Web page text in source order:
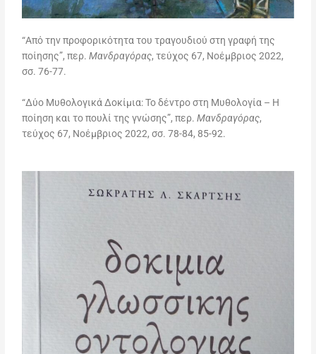
“Από την προφορικότητα του τραγουδιού στη γραφή της
ποίησης”, περ.Μανδραγόρας, τεύχος 67, Νοέμβριος 2022,
σσ. 76-77.
“Δύο Μυθολογικά Δοκίμια: Το δέντρο στη Μυθολογία – Η
ποίηση και το πουλί της γνώσης”, περ.Μανδραγόρας,
τεύχος 67, Νοέμβριος 2022, σσ. 78-84, 85-92.